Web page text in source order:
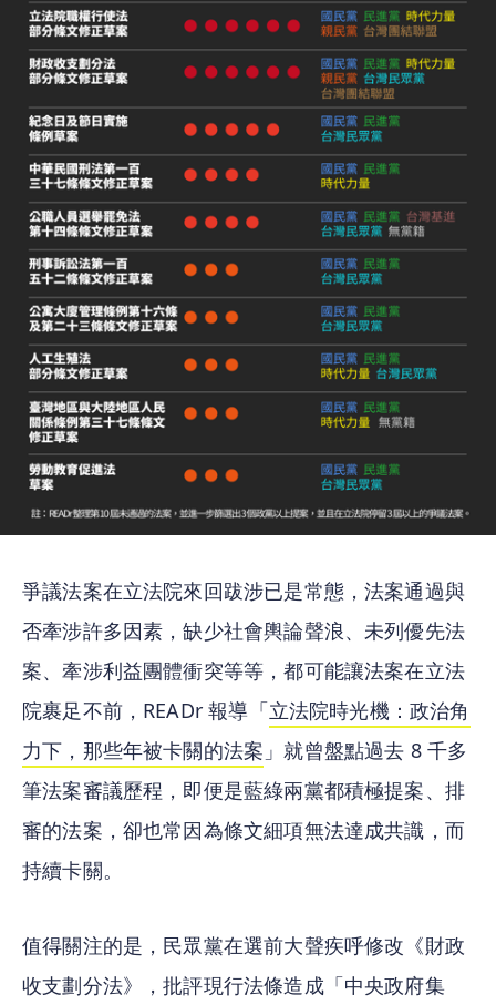
爭議法案在立法院來回跋涉已是常態，法案通過與
否牽涉許多因素，缺少社會輿論聲浪、未列優先法
案、牽涉利益團體衝突等等，都可能讓法案在立法
院裹足不前，READr 報導「立法院時光機：政治角
力下，那些年被卡關的法案 」就曾盤點過去 8 千多
筆法案審議歷程，即便是藍綠兩黨都積極提案、排
審的法案，卻也常因為條文細項無法達成共識，而
持續卡關。
值得關注的是，民眾黨在選前大聲疾呼修改《財政
收支劃分法》，批評現行法條造成「中央政府集